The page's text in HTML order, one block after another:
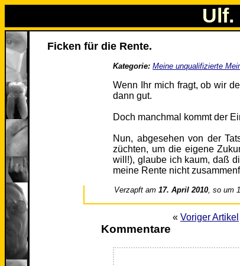
Ulf.
Ficken für die Rente.
Kategorie: Meine unqualifizierte
Wenn Ihr mich fragt, ob wir
dann gut.
Doch manchmal kommt der
Nun, abgesehen von der
züchten, um die eigene
will!), glaube ich kaum, daß
meine Rente nicht
Verzapft am17. April 2010, so um
« Voriger Artikel
Kommentare